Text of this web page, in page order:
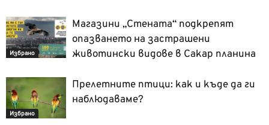
Избрано
Магазини „Стената“ подкрепят
опазването на застрашени
животински видове в Сакар планина
Избрано
Прелетните птици: как и къде да ги
наблюдаваме?